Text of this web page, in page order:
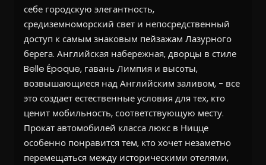
себе городскую элегантность,
средиземноморский свет и непосредственный
доступ к самым знаковым пейзажам Лазурного
берега. Английская набережная, дворцы в стиле
Belle Époque, гавань Лимпия и высоты,
возвышающиеся над Английским заливом, - все
это создает естественные условия для тех, кто
ценит мобильность, соответствующую месту.
Прокат автомобилей класса люкс в Ницце
особенно понравится тем, кто хочет незаметно
перемещаться между историческими отелями,